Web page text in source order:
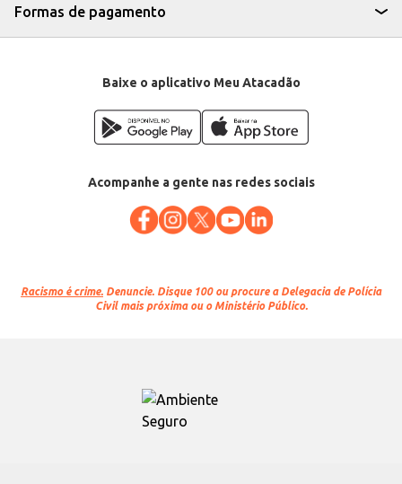
Formas de pagamento
Baixe o aplicativo Meu Atacadão
Acompanhe a gente nas redes sociais
Racismo é crime. Denuncie. Disque 100 ou procure a Delegacia de Polícia
Civil mais próxima ou o Ministério Público.